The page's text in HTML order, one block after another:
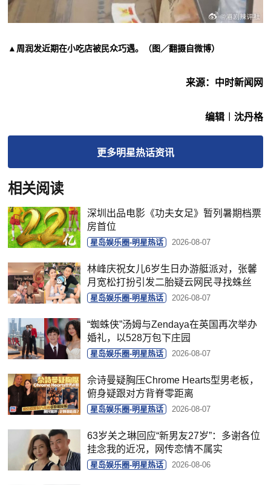
▲周润发近期在小吃店被民众巧遇。（图／翻摄自微博）
来源：中时新闻网
编辑︱沈丹格
更多明星热话资讯
相关阅读
深圳出品电影《功夫女足》暂列暑期档票
房首位
星岛娱乐圈-明星热话 2026-08-07
林峰庆祝女儿6岁生日办游艇派对，张馨
月宽松打扮引发二胎疑云网民寻找蛛丝
星岛娱乐圈-明星热话 2026-08-07
“蜘蛛侠”汤姆与Zendaya在英国再次举办
婚礼，以528万包下庄园
星岛娱乐圈-明星热话 2026-08-07
佘诗曼疑胸压Chrome Hearts型男老板，
俯身疑跟对方背脊零距离
星岛娱乐圈-明星热话 2026-08-07
63岁关之琳回应“新男友27岁”：多谢各位
挂念我的近况，网传恋情不属实
星岛娱乐圈-明星热话 2026-08-06